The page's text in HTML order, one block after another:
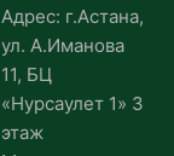
Адрес: г.Астана,
ул. А.Иманова
11, БЦ
«Нурсаулет 1» 3
этаж